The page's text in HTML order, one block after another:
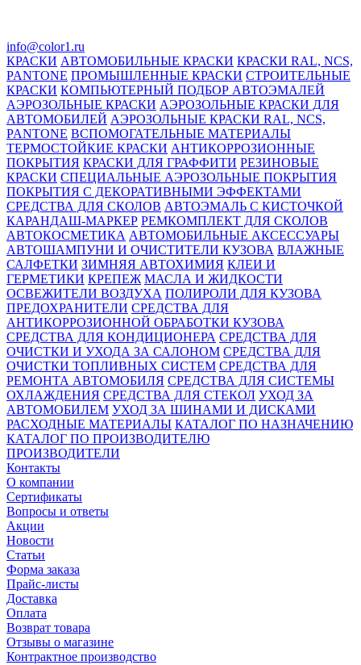
info@color1.ru
КРАСКИ АВТОМОБИЛЬНЫЕ КРАСКИ КРАСКИ RAL, NCS,
PANTONE ПРОМЫШЛЕННЫЕ КРАСКИ СТРОИТЕЛЬНЫЕ
КРАСКИ КОМПЬЮТЕРНЫЙ ПОДБОР АВТОЭМАЛЕЙ
АЭРОЗОЛЬНЫЕ КРАСКИ АЭРОЗОЛЬНЫЕ КРАСКИ ДЛЯ
АВТОМОБИЛЕЙ АЭРОЗОЛЬНЫЕ КРАСКИ RAL, NCS,
PANTONE ВСПОМОГАТЕЛЬНЫЕ МАТЕРИАЛЫ
ТЕРМОСТОЙКИЕ КРАСКИ АНТИКОРРОЗИОННЫЕ
ПОКРЫТИЯ КРАСКИ ДЛЯ ГРАФФИТИ РЕЗИНОВЫЕ
КРАСКИ СПЕЦИАЛЬНЫЕ АЭРОЗОЛЬНЫЕ ПОКРЫТИЯ
ПОКРЫТИЯ С ДЕКОРАТИВНЫМИ ЭФФЕКТАМИ
СРЕДСТВА ДЛЯ СКОЛОВ АВТОЭМАЛЬ С КИСТОЧКОЙ
КАРАНДАШ-МАРКЕР РЕМКОМПЛЕКТ ДЛЯ СКОЛОВ
АВТОКОСМЕТИКА АВТОМОБИЛЬНЫЕ АКСЕССУАРЫ
АВТОШАМПУНИ И ОЧИСТИТЕЛИ КУЗОВА ВЛАЖНЫЕ
САЛФЕТКИ ЗИМНЯЯ АВТОХИМИЯ КЛЕИ И
ГЕРМЕТИКИ КРЕПЕЖ МАСЛА И ЖИДКОСТИ
ОСВЕЖИТЕЛИ ВОЗДУХА ПОЛИРОЛИ ДЛЯ КУЗОВА
ПРЕДОХРАНИТЕЛИ СРЕДСТВА ДЛЯ
АНТИКОРРОЗИОННОЙ ОБРАБОТКИ КУЗОВА
СРЕДСТВА ДЛЯ КОНДИЦИОНЕРА СРЕДСТВА ДЛЯ
ОЧИСТКИ И УХОДА ЗА САЛОНОМ СРЕДСТВА ДЛЯ
ОЧИСТКИ ТОПЛИВНЫХ СИСТЕМ СРЕДСТВА ДЛЯ
РЕМОНТА АВТОМОБИЛЯ СРЕДСТВА ДЛЯ СИСТЕМЫ
ОХЛАЖДЕНИЯ СРЕДСТВА ДЛЯ СТЕКОЛ УХОД ЗА
АВТОМОБИЛЕМ УХОД ЗА ШИНАМИ И ДИСКАМИ
РАСХОДНЫЕ МАТЕРИАЛЫ КАТАЛОГ ПО НАЗНАЧЕНИЮ
КАТАЛОГ ПО ПРОИЗВОДИТЕЛЮ
ПРОИЗВОДИТЕЛИ
Контакты
О компании
Сертификаты
Вопросы и ответы
Акции
Новости
Статьи
Форма заказа
Прайс-листы
Доставка
Оплата
Возврат товара
Отзывы о магазине
Контрактное производство